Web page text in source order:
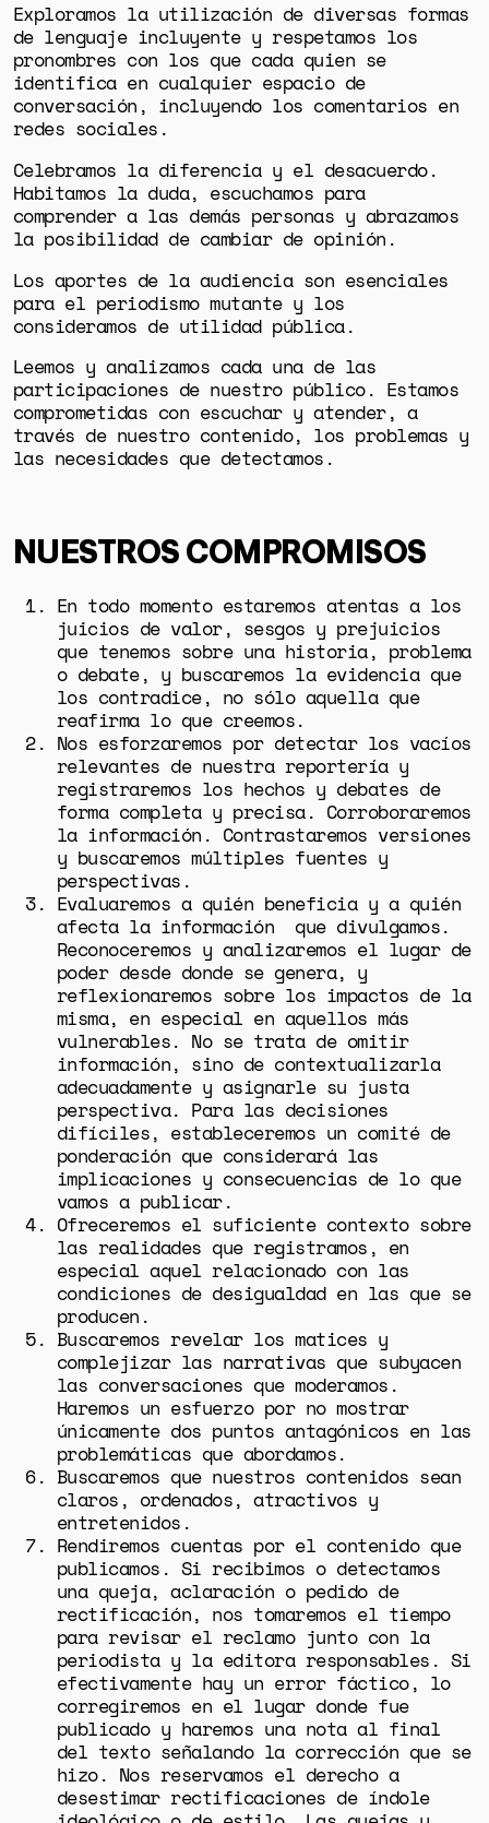
GÉNERO
DERECHOS HUMANOS
SALUD MENTAL
EMERGENCIA CLIMÁTICA
Exploramos la utilización de diversas formas
de lenguaje incluyente y respetamos los
pronombres con los que cada quien se
identifica en cualquier espacio de
conversación, incluyendo los comentarios en
redes sociales.
Celebramos la diferencia y el desacuerdo.
Habitamos la duda, escuchamos para
comprender a las demás personas y abrazamos
la posibilidad de cambiar de opinión.
Los aportes de la audiencia son esenciales
para el periodismo mutante y los
consideramos de utilidad pública.
Leemos y analizamos cada una de las
participaciones de nuestro público. Estamos
comprometidas con escuchar y atender, a
través de nuestro contenido, los problemas y
las necesidades que detectamos.
NUESTROS COMPROMISOS
En todo momento estaremos atentas a los
juicios de valor, sesgos y prejuicios
que tenemos sobre una historia, problema
o debate, y buscaremos la evidencia que
los contradice, no sólo aquella que
reafirma lo que creemos.
Nos esforzaremos por detectar los vacíos
relevantes de nuestra reportería y
registraremos los hechos y debates de
forma completa y precisa. Corroboraremos
la información. Contrastaremos versiones
y buscaremos múltiples fuentes y
perspectivas.
Evaluaremos a quién beneficia y a quién
afecta la información que divulgamos.
Reconoceremos y analizaremos el lugar de
poder desde donde se genera, y
reflexionaremos sobre los impactos de la
misma, en especial en aquellos más
vulnerables. No se trata de omitir
información, sino de contextualizarla
adecuadamente y asignarle su justa
perspectiva. Para las decisiones
difíciles, estableceremos un comité de
ponderación que considerará las
implicaciones y consecuencias de lo que
vamos a publicar.
Ofreceremos el suficiente contexto sobre
las realidades que registramos, en
especial aquel relacionado con las
condiciones de desigualdad en las que se
producen.
Buscaremos revelar los matices y
complejizar las narrativas que subyacen
las conversaciones que moderamos.
Haremos un esfuerzo por no mostrar
únicamente dos puntos antagónicos en las
problemáticas que abordamos.
Buscaremos que nuestros contenidos sean
claros, ordenados, atractivos y
entretenidos.
Rendiremos cuentas por el contenido que
publicamos. Si recibimos o detectamos
una queja, aclaración o pedido de
rectificación, nos tomaremos el tiempo
para revisar el reclamo junto con la
periodista y la editora responsables. Si
efectivamente hay un error fáctico, lo
corregiremos en el lugar donde fue
publicado y haremos una nota al final
del texto señalando la corrección que se
hizo. Nos reservamos el derecho a
desestimar rectificaciones de índole